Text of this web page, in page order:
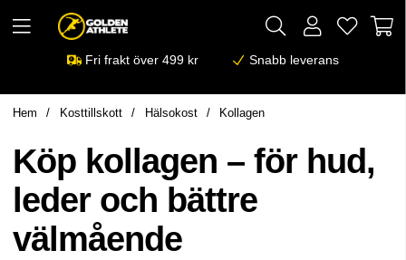
Fri frakt över 499 kr Snabb leverans
Hem Kosttillskott Hälsokost Kollagen
Köp kollagen – för hud,
leder och bättre
välmående